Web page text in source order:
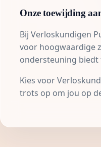
Onze toewijding
Bij Verloskundigen
voor hoogwaardige
ondersteuning biedt
Kies voor
trots op om jou op